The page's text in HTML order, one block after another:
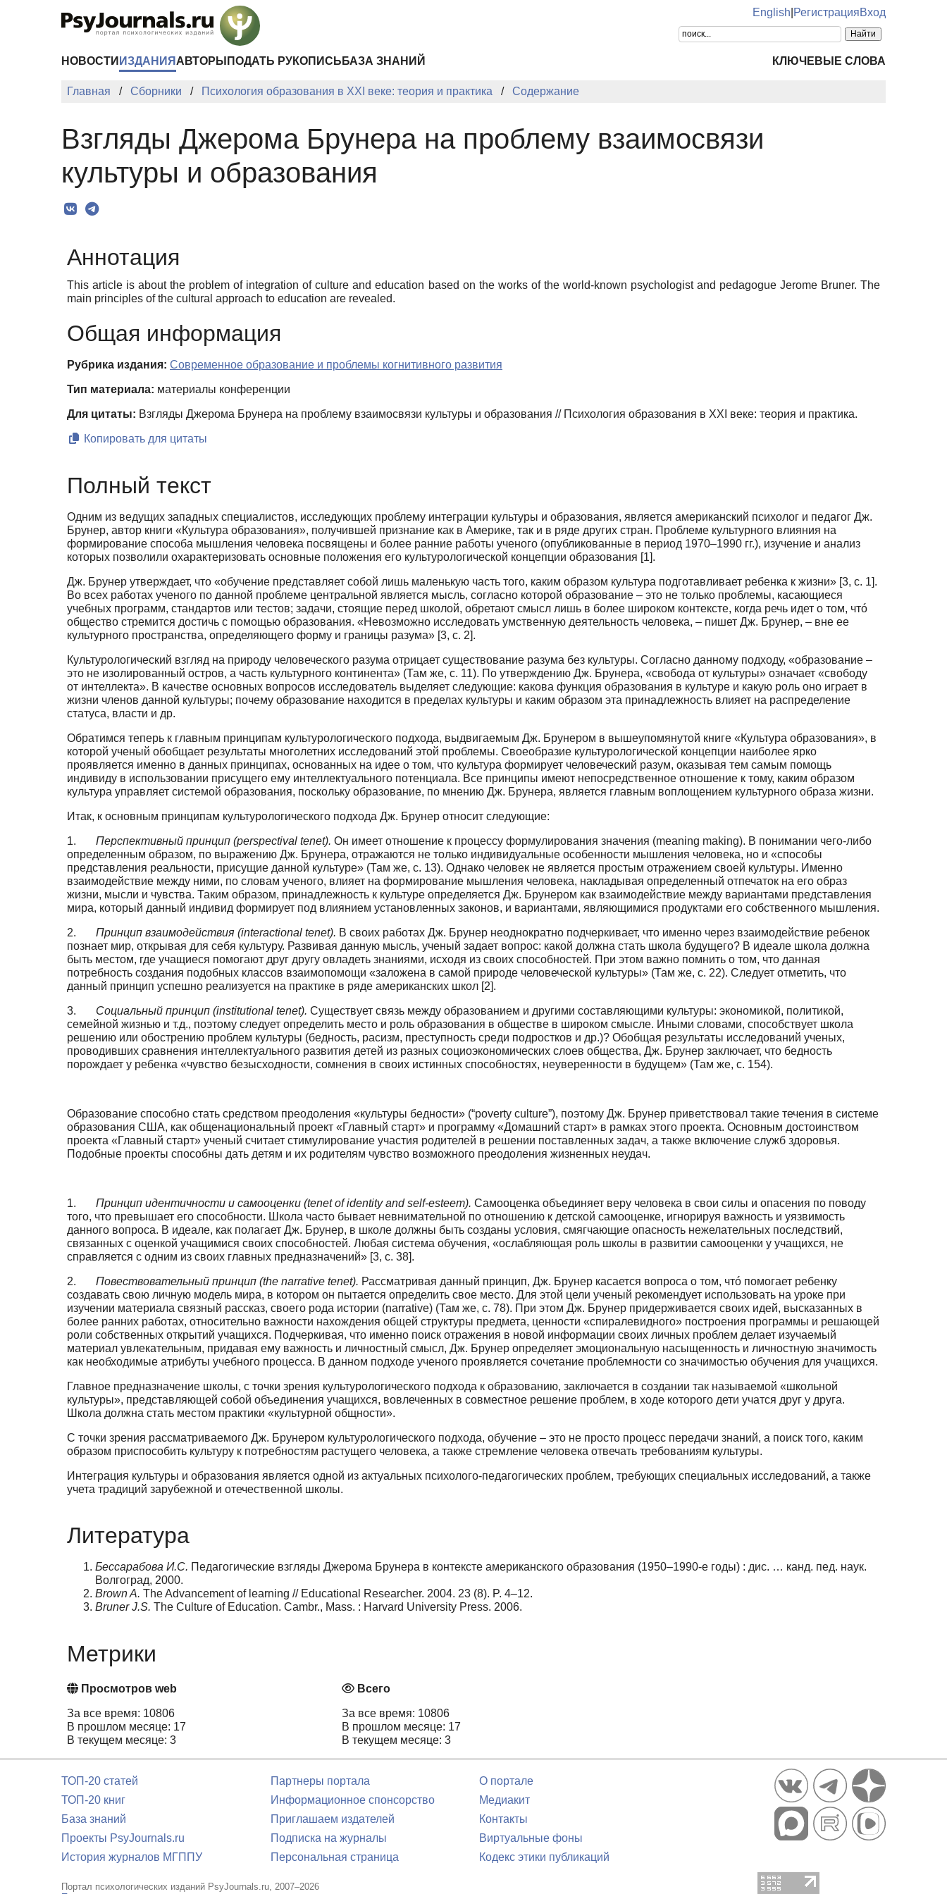
English РегистрацияВход
НОВОСТИ ИЗДАНИЯ АВТОРЫ ПОДАТЬ РУКОПИСЬ БАЗА ЗНАНИЙ КЛЮЧЕВЫЕ СЛОВА
Главная Сборники Психология образования в XXI веке: теория и практика Содержание
Взгляды Джерома Брунера на проблему взаимосвязи
культуры и образования
Аннотация
This article is about the problem of integration of culture and education based on the works of the world-known psychologist and pedagogue Jerome Bruner. The
main principles of the cultural approach to education are revealed.
Общая информация
Рубрика издания: Современное образование и проблемы когнитивного развития
Тип материала: материалы конференции
Для цитаты: Взгляды Джерома Брунера на проблему взаимосвязи культуры и образования // Психология образования в XXI веке: теория и практика.
Копировать для цитаты
Полный текст
Одним из ведущих западных специалистов, исследующих проблему интеграции культуры и образования, является американский психолог и педагог Дж.
Брунер, автор книги «Культура обра­зования», получившей признание как в Америке, так и в ряде других стран. Проблеме культурного влияния на
формирование способа мышления человека посвящены и более ранние работы учено­го (опубликованные в период 1970–1990 гг.), изучение и анализ
которых позволили охарактеризо­вать основные положения его культурологической концепции образования [1].
Дж. Брунер утверждает, что «обучение представляет собой лишь маленькую часть того, каким образом культура подготавливает ребенка к жизни» [3, с. 1].
Во всех работах ученого по данной про­блеме центральной является мысль, согласно которой образование – это не только проблемы, каса­ющиеся
учебных программ, стандартов или тестов; задачи, стоящие перед школой, обретают смысл лишь в более широком контексте, когда речь идет о том, чтó
общество стремится достичь с помо­щью образования. «Невозможно исследовать умственную деятельность человека, – пишет Дж. Бру­нер, – вне ее
культурного пространства, определяющего форму и границы разума» [3, с. 2].
Культурологический взгляд на природу человеческого разума отрицает существование раз­ума без культуры. Согласно данному подходу, «образование –
это не изолированный остров, а часть культурного континента» (Там же, с. 11). По утверждению Дж. Брунера, «свобода от культуры» озна­чает «свободу
от интеллекта». В качестве основных вопросов исследователь выделяет следующие: какова функция образования в культуре и какую роль оно играет в
жизни членов данной культуры; почему образование находится в пределах культуры и каким образом эта принадлежность влияет на распределение
статуса, власти и др.
Обратимся теперь к главным принципам культурологического подхода, выдвигаемым Дж. Брунером в вышеупомянутой книге «Культура образования», в
которой ученый обобщает ре­зультаты многолетних исследований этой проблемы. Своеобразие культурологической концепции наиболее ярко
проявляется именно в данных принципах, основанных на идее о том, что культу­ра формирует человеческий разум, оказывая тем самым помощь
индивиду в использовании при­сущего ему интеллектуального потенциала. Все принципы имеют непосредственное отношение к тому, каким образом
культура управляет системой образования, поскольку образование, по мнению Дж. Брунера, является главным воплощением культурного образа жизни.
Итак, к основным принципам культурологического подхода Дж. Брунер относит следующие:
1. Перспективный принцип (perspectival tenet). Он имеет отношение к процессу формули­рования значения (meaning making). В понимании чего-либо
определенным образом, по выраже­нию Дж. Брунера, отражаются не только индивидуальные особенности мышления человека, но и «способы
представления реальности, присущие данной культуре» (Там же, с. 13). Однако человек не является простым отражением своей культуры. Именно
взаимодействие между ними, по словам ученого, влияет на формирование мышления человека, накладывая определенный отпечаток на его образ
жизни, мысли и чувства. Таким образом, принадлежность к культуре определяется Дж. Бру­нером как взаимодействие между вариантами представления
мира, который данный индивид фор­мирует под влиянием установленных законов, и вариантами, являющимися продуктами его соб­ственного мышления.
2. Принцип взаимодействия (interactional tenet). В своих работах Дж. Брунер неоднократно подчеркивает, что именно через взаимодействие ребенок
познает мир, открывая для себя культу­ру. Развивая данную мысль, ученый задает вопрос: какой должна стать школа будущего? В идеа­ле школа должна
быть местом, где учащиеся помогают друг другу овладеть знаниями, исходя из своих способностей. При этом важно помнить о том, что данная
потребность создания подобных классов взаимопомощи «заложена в самой природе человеческой культуры» (Там же, с. 22). Следу­ет отметить, что
данный принцип успешно реализуется на практике в ряде американских школ [2].
3. Социальный принцип (institutional tenet). Существует связь между образованием и други­ми составляющими культуры: экономикой, политикой,
семейной жизнью и т.д., поэтому следует определить место и роль образования в обществе в широком смысле. Иными словами, способству­ет школа
решению или обострению проблем культуры (бедность, расизм, преступность среди под­ростков и др.)? Обобщая результаты исследований ученых,
проводивших сравнения интеллектуаль­ного развития детей из разных социоэкономических слоев общества, Дж. Брунер заключает, что бед­ность
порождает у ребенка «чувство безысходности, сомнения в своих истинных способностях, не­уверенности в будущем» (Там же, с. 154).
Образование способно стать средством преодоления «культуры бедности» (“poverty culture”), поэтому Дж. Брунер приветствовал такие течения в системе
образования США, как общенацио­нальный проект «Главный старт» и программу «Домашний старт» в рамках этого проекта. Основ­ным достоинством
проекта «Главный старт» ученый считает стимулирование участия родителей в решении поставленных задач, а также включение служб здоровья.
Подобные проекты способны дать детям и их родителям чувство возможного преодоления жизненных неудач.
1. Принцип идентичности и самооценки (tenet of identity and self-esteem). Самооценка объ­единяет веру человека в свои силы и опасения по поводу
того, что превышает его способности. Школа часто бывает невнимательной по отношению к детской самооценке, игнорируя важность и уязвимость
данного вопроса. В идеале, как полагает Дж. Брунер, в школе должны быть соз­даны условия, смягчающие опасность нежелательных последствий,
связанных с оценкой уча­щимися своих способностей. Любая система обучения, «ослабляющая роль школы в развитии самооценки у учащихся, не
справляется с одним из своих главных предназначений» [3, с. 38].
2. Повествовательный принцип (the narrative tenet). Рассматривая данный принцип, Дж. Бру­нер касается вопроса о том, чтó помогает ребенку
создавать свою личную модель мира, в кото­ром он пытается определить свое место. Для этой цели ученый рекомендует использовать на уроке при
изучении материала связный рассказ, своего рода истории (narrative) (Там же, с. 78). При этом Дж. Брунер придерживается своих идей, высказанных в
более ранних работах, относительно важ­ности нахождения общей структуры предмета, ценности «спиралевидного» построения програм­мы и решающей
роли собственных открытий учащихся. Подчеркивая, что именно поиск отраже­ния в новой информации своих личных проблем делает изучаемый
материал увлекательным, при­давая ему важность и личностный смысл, Дж. Брунер определяет эмоциональную насыщенность и личностную значимость
как необходимые атрибуты учебного процесса. В данном подходе уче­ного проявляется сочетание проблемности со значимостью обучения для учащихся.
Главное предназначение школы, с точки зрения культурологического подхода к образова­нию, заключается в создании так называемой «школьной
культуры», представляющей собой объ­единения учащихся, вовлеченных в совместное решение проблем, в ходе которого дети учатся друг у друга.
Школа должна стать местом практики «культурной общности».
С точки зрения рассматриваемого Дж. Брунером культурологического подхода, обучение – это не просто процесс передачи знаний, а поиск того, каким
образом приспособить культуру к потреб­ностям растущего человека, а также стремление человека отвечать требованиям культуры.
Интеграция культуры и образования является одной из актуальных психолого-педагогических проблем, требующих специальных исследований, а также
учета традиций зарубежной и отечествен­ной школы.
Литература
Бессарабова И.С. Педагогические взгляды Джерома Брунера в контексте американского образова­ния (1950–1990-е годы) : дис. … канд. пед. наук.
Волгоград, 2000.
Brown A. The Advancement of learning // Educational Researcher. 2004. 23 (8). P. 4–12.
Bruner J.S. The Culture of Education. Cambr., Mass. : Harvard University Press. 2006.
Метрики
Просмотров web
За все время: 10806
В прошлом месяце: 17
В текущем месяце: 3
Всего
За все время: 10806
В прошлом месяце: 17
В текущем месяце: 3
ТОП-20 статей
ТОП-20 книг
База знаний
Проекты PsyJournals.ru
История журналов МГППУ
Партнеры портала
Информационное спонсорство
Приглашаем издателей
Подписка на журналы
Персональная страница
О портале
Медиакит
Контакты
Виртуальные фоны
Кодекс этики публикаций
Портал психологических изданий PsyJournals.ru, 2007–2026